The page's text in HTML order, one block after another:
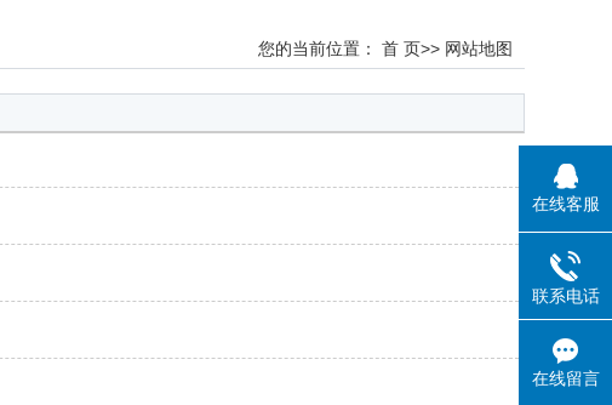
您的当前位置： 首 页>> 网站地图
在线客服
联系电话
在线留言